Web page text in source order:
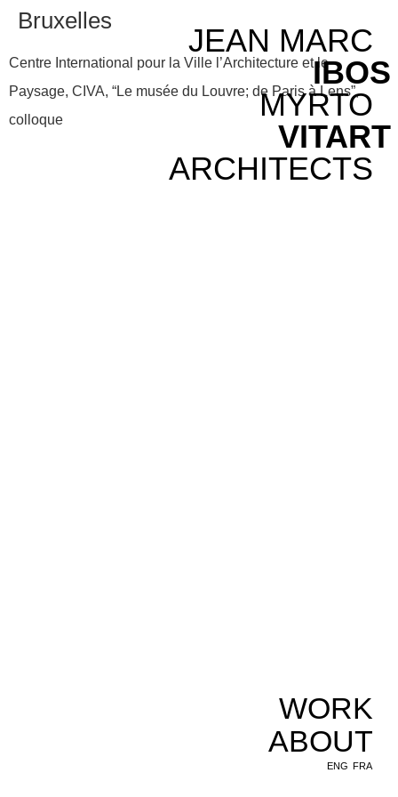
JEAN MARC
IBOS
MYRTO
VITART
ARCHITECTS
WORK
ABOUT
ENG FRA
Bruxelles
Centre International pour la Ville l’Architecture et le
Paysage, CIVA, “Le musée du Louvre; de Paris à Lens”,
colloque